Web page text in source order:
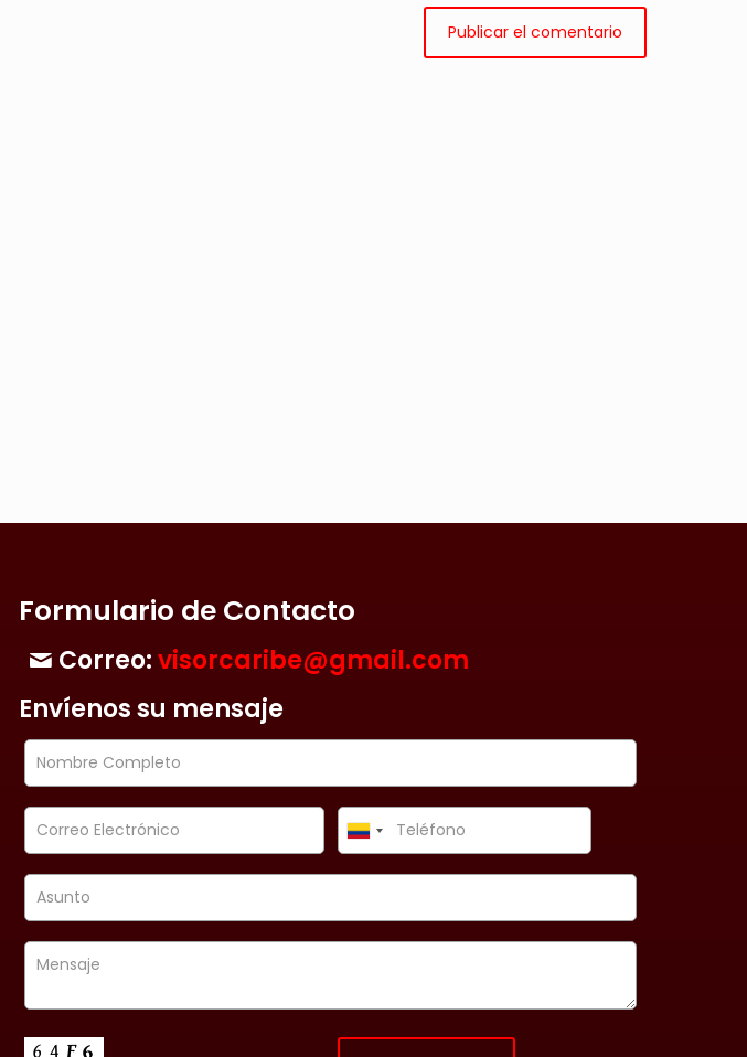
Formulario de Contacto
Correo:visorcaribe@gmail.com
Envíenos su mensaje